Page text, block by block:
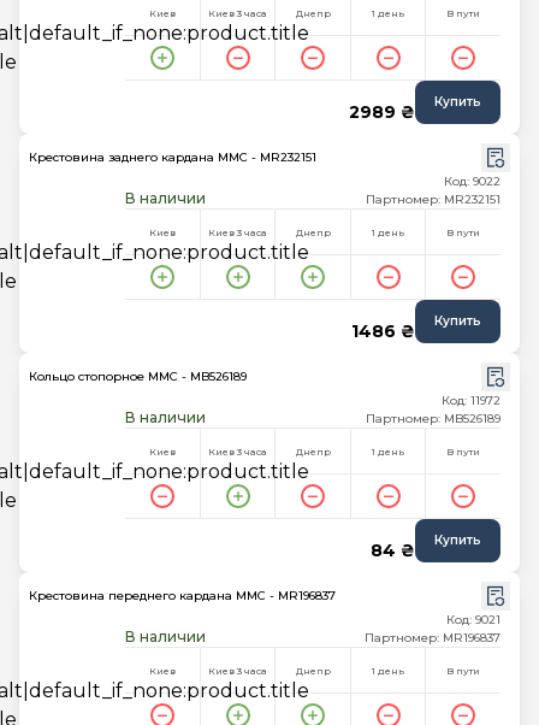
Киев Киев 3 часа Днепр 1 день В пути
2989 ₴ Купить
Крестовина заднего кардана MMC - MR232151
В наличии
Код: 9022
Партномер: MR232151
Киев Киев 3 часа Днепр 1 день В пути
1486 ₴ Купить
Кольцо стопорное MMC - MB526189
В наличии
Код: 11972
Партномер: MB526189
Киев Киев 3 часа Днепр 1 день В пути
84 ₴ Купить
Крестовина переднего кардана MMC - MR196837
В наличии
Код: 9021
Партномер: MR196837
Киев Киев 3 часа Днепр 1 день В пути